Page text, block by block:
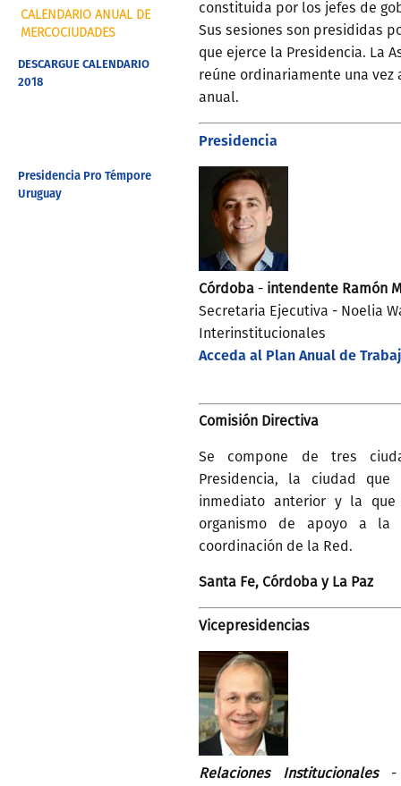
CALENDARIO ANUAL DE
MERCOCIUDADES
DESCARGUE CALENDARIO
2018
Presidencia Pro Témpore
Uruguay
constituida por los jefes de
Sus sesiones son presididas
que ejerce la Presidencia. La
reúne ordinariamente una vez
anual.
Presidencia
Córdoba - intendente Ramón
Secretaria Ejecutiva - Noelia
Interinstitucionales
Acceda al Plan Anual de
Comisión Directiva
Se compone de tres
Presidencia, la ciudad
inmediato anterior y la
organismo de apoyo a la
coordinación de la Red.
Santa Fe, Córdoba y La Paz
Vicepresidencias
Relaciones Institucionales
-